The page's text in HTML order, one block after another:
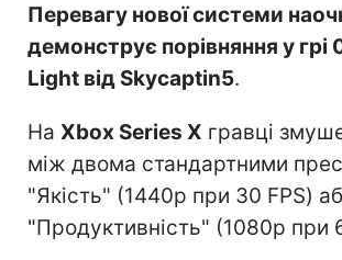
Перевагу нової системи
демонструє порівняння у грі
Light від Skycaptin5.
На Xbox Series X гравці
між двома стандартними
"Якість" (1440p при 30 FPS)
"Продуктивність" (1080p при